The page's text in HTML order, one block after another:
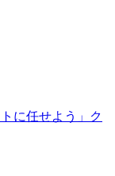
に任せよう」ク